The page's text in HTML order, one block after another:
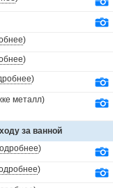
)
)
)
металл)
за ванной
)
)